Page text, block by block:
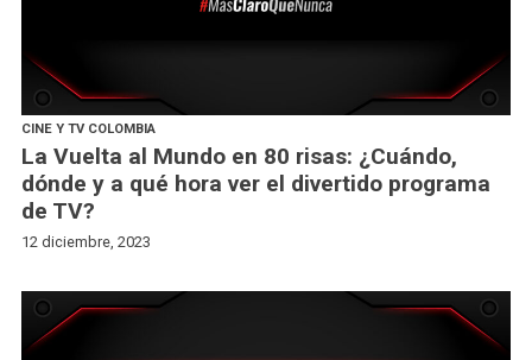
CINE Y TV COLOMBIA
La Vuelta al Mundo en 80 risas: ¿Cuándo,
dónde y a qué hora ver el divertido programa
de TV?
12 diciembre, 2023